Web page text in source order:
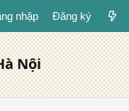
nhập Đăng ký
Nội